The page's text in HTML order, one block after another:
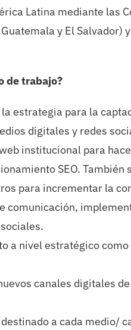
Latina mediante las
y El Salvador)
de trabajo?
estrategia para la
digitales y redes
institucional para
SEO.
para incrementar la
comunicación,
a nivel estratégico
canales digitales
a cada medio/